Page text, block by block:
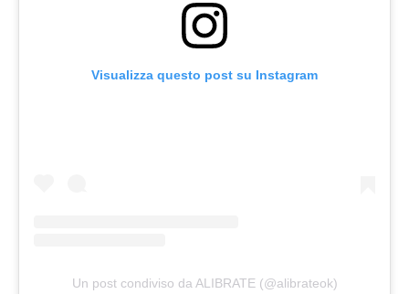
Visualizza questo post su Instagram
Un post condiviso da ALIBRATE (@alibrateok)